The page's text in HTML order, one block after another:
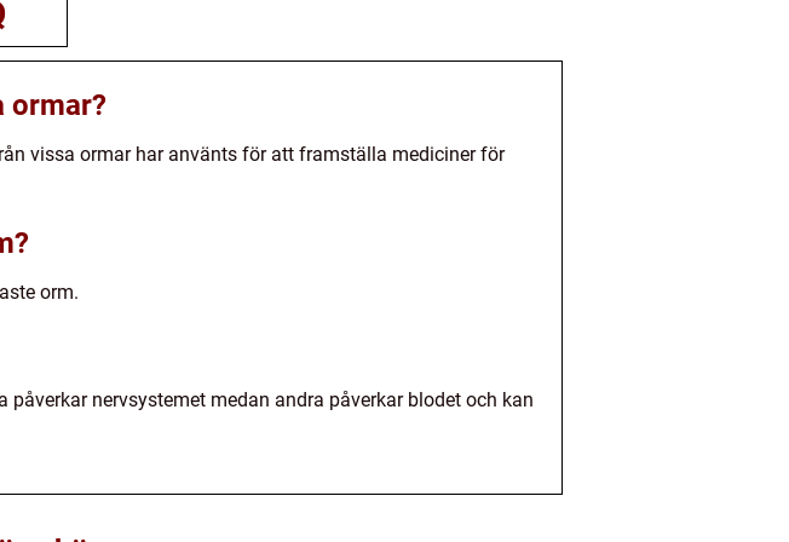
ormar?
vissa ormar har använts för att framställa mediciner för
orm.
nervsystemet medan andra påverkar blodet och kan